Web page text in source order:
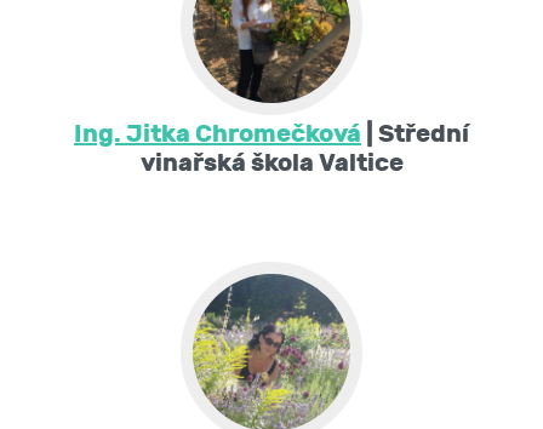
Ing. Jitka Chromečková | Střední
vinařská škola Valtice